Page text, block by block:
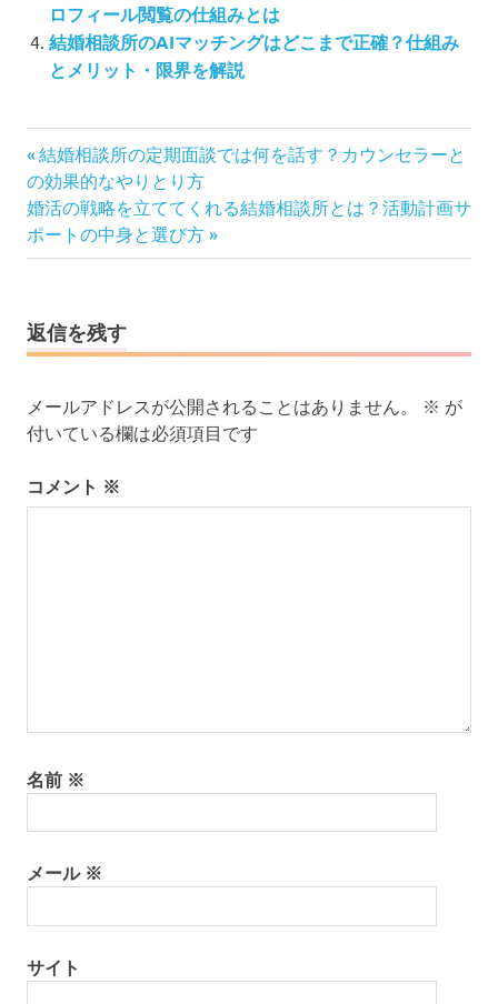
ロフィール閲覧の仕組みとは
結婚相談所のAIマッチングはどこまで正確？仕組み
とメリット・限界を解説
投
稿
ナ
ビ
シ
ョ
前
の
記
事:
結婚相談所の定期面談では何を話す？カウンセラーと
の効果的なやりとり方
次
の
記
婚活の戦略を立ててくれる結婚相談所とは？活動計画サ
ポートの中身と選び方
返信を残す
メールアドレスが公開されることはありません。 ※ が
付いている欄は必須項目です
コメント ※
名前 ※
メール ※
サイト